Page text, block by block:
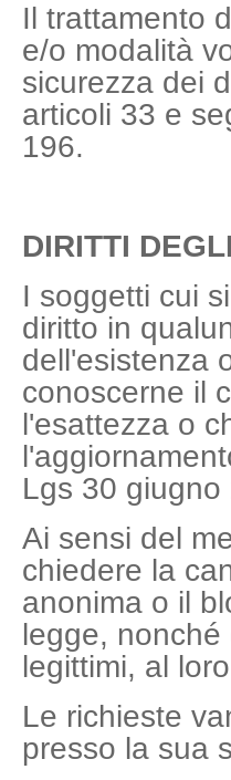
Il trattamento
e/o modalità
sicurezza dei
articoli 33 e
196.
DIRITTI
I soggetti cui
diritto in
dell'esistenza
conoscerne il
l'esattezza o
Lgs 30
Ai sensi del
chiedere la
anonima o il
legge,
legittimi, al
Le richieste
presso la sua